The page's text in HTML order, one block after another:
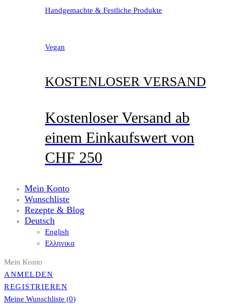
Handgemachte & Festliche Produkte
Vegan
KOSTENLOSER VERSAND
Kostenloser Versand ab
einem Einkaufswert von
CHF 250
Mein Konto
Wunschliste
Rezepte & Blog
Deutsch
English
Ελληνικα
Mein Konto
ANMELDEN
REGISTRIEREN
Meine Wunschliste (0)